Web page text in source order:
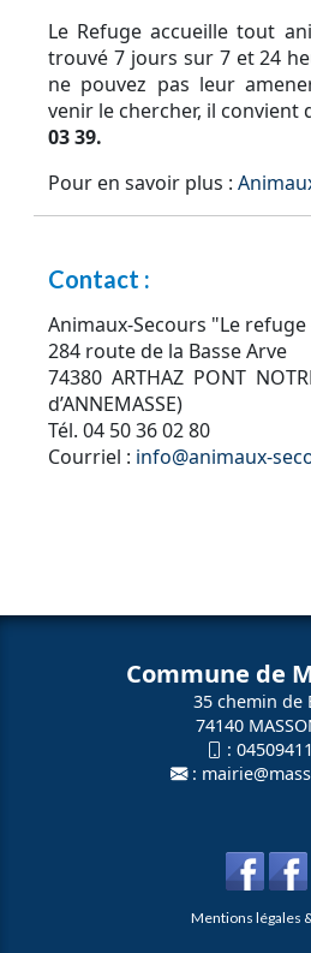
Le Refuge accueille tout
trouvé 7 jours sur 7 et 24
ne pouvez pas leur
venir le chercher, il convient
03 39.
Pour en savoir plus :
Contact :
Animaux-Secours "Le
284 route de la Basse Arve
74380 ARTHAZ PONT
d’ANNEMASSE)
Tél. 04 50 36 02 80
Courriel : info@animaux-
Commune de
35 chemin de
74140
:
:
Mentions légales